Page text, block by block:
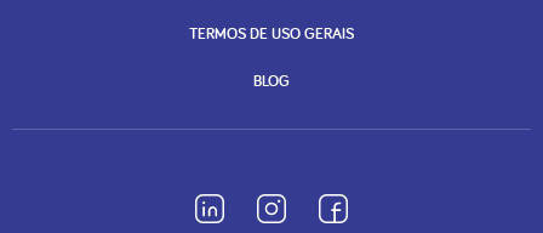
TERMOS DE USO GERAIS
BLOG